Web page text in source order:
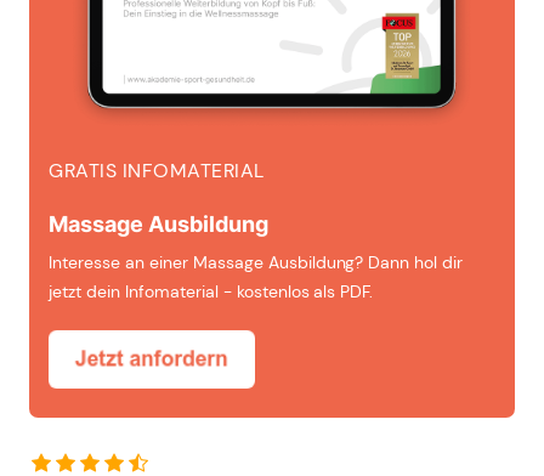
GRATIS INFOMATERIAL
Massage Ausbildung
Interesse an einer Massage Ausbildung? Dann hol dir
jetzt dein Infomaterial - kostenlos als PDF.